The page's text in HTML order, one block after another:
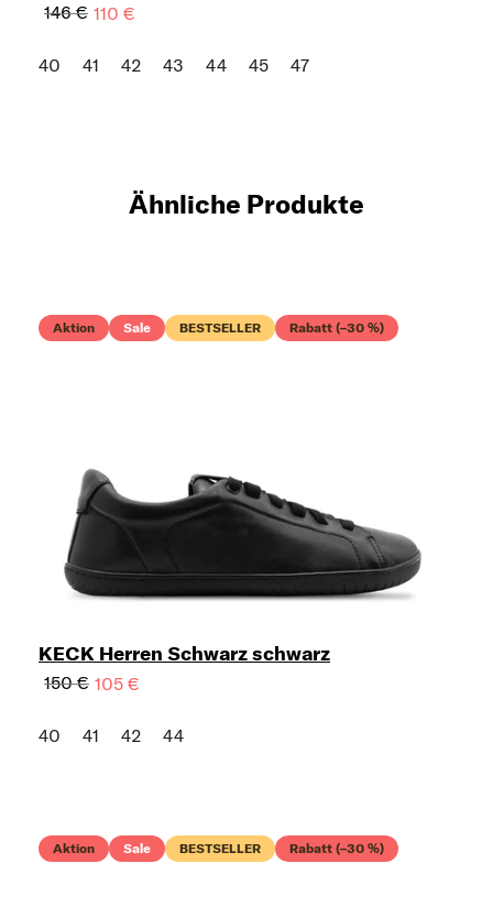
146 € 110 €
40 41 42 43 44 45 47
Ähnliche Produkte
Aktion Sale BESTSELLER Rabatt (–30 %)
KECK Herren Schwarz schwarz
150 € 105 €
40 41 42 44
Aktion Sale BESTSELLER Rabatt (–30 %)